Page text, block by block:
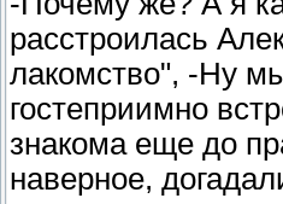
расстроилась
лакомство", -Ну
гостеприимно
знакома еще до
наверное,